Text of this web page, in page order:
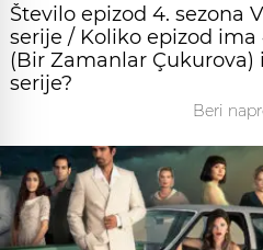
Število epizod 4. sezona
serije / Koliko epizod ima
(Bir Zamanlar
serije?
Beri